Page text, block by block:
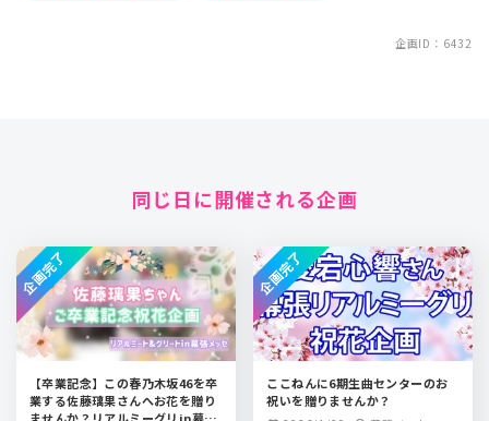
企画ID：6432
同じ日に開催される企画
【卒業記念】この春乃木坂46を卒
業する佐藤璃果さんへお花を贈り
企画完了
ここねんに6期生曲センターのお
祝いを贈りませんか？
企画完了